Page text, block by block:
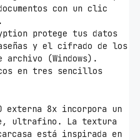
con un clic
protege tus datos
y el cifrado de los
archivo (Windows).
en tres sencillos
externa 8x incorpora un
ultrafino. La textura
está inspirada en